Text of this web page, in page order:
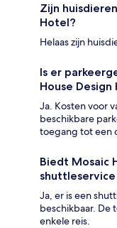
Zijn
Hotel?
Helaas zijn
Is er
House Design
Ja. Kosten voor
beschikbare
toegang tot een
Biedt Mosaic
Ja, er is een
beschikbaar. De
enkele reis.